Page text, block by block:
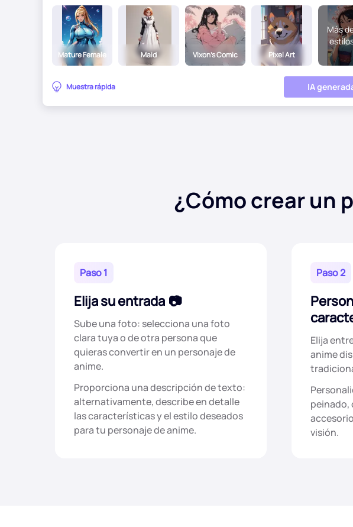
Mature Female Maid Vixon's Comic Pixel Art
Más
Muestra rápida IA
¿Cómo crear un
Paso 1
Elija su entrada
Sube una foto: selecciona una foto
clara tuya o de otra persona que
quieras convertir en un personaje de
anime.
Proporciona una descripción de texto:
alternativamente, describe en detalle
las características y el estilo deseados
para tu personaje de anime.
Paso 2
Elija
anime
peinado,
visión.